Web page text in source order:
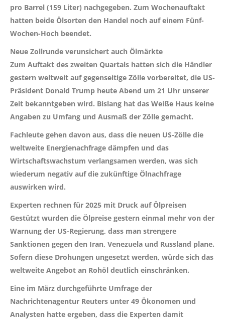
pro Barrel (159 Liter) nachgegeben. Zum Wochenauftakt
hatten beide Ölsorten den Handel noch auf einem Fünf-
Wochen-Hoch beendet.
Neue Zollrunde verunsichert auch Ölmärkte
Zum Auftakt des zweiten Quartals hatten sich die Händler
gestern weltweit auf gegenseitige Zölle vorbereitet, die US-
Präsident Donald Trump heute Abend um 21 Uhr unserer
Zeit bekanntgeben wird. Bislang hat das Weiße Haus keine
Angaben zu Umfang und Ausmaß der Zölle gemacht.
Fachleute gehen davon aus, dass die neuen US-Zölle die
weltweite Energienachfrage dämpfen und das
Wirtschaftswachstum verlangsamen werden, was sich
wiederum negativ auf die zukünftige Ölnachfrage
auswirken wird.
Experten rechnen für 2025 mit Druck auf Ölpreisen
Gestützt wurden die Ölpreise gestern einmal mehr von der
Warnung der US-Regierung, dass man strengere
Sanktionen gegen den Iran, Venezuela und Russland plane.
Sofern diese Drohungen ungesetzt werden, würde sich das
weltweite Angebot an Rohöl deutlich einschränken.
Eine im März durchgeführte Umfrage der
Nachrichtenagentur Reuters unter 49 Ökonomen und
Analysten hatte ergeben, dass die Experten damit